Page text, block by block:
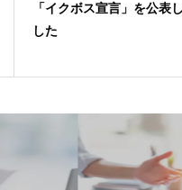
「イクボス宣言」を公表しま
した